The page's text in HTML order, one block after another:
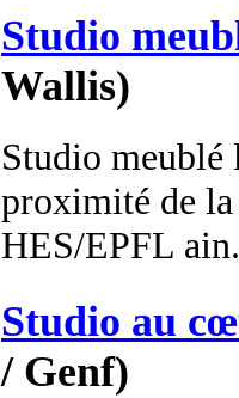
Studio
Wallis)
Studio meublé
proximité de la
HES/EPFL
Studio au
/ Genf)